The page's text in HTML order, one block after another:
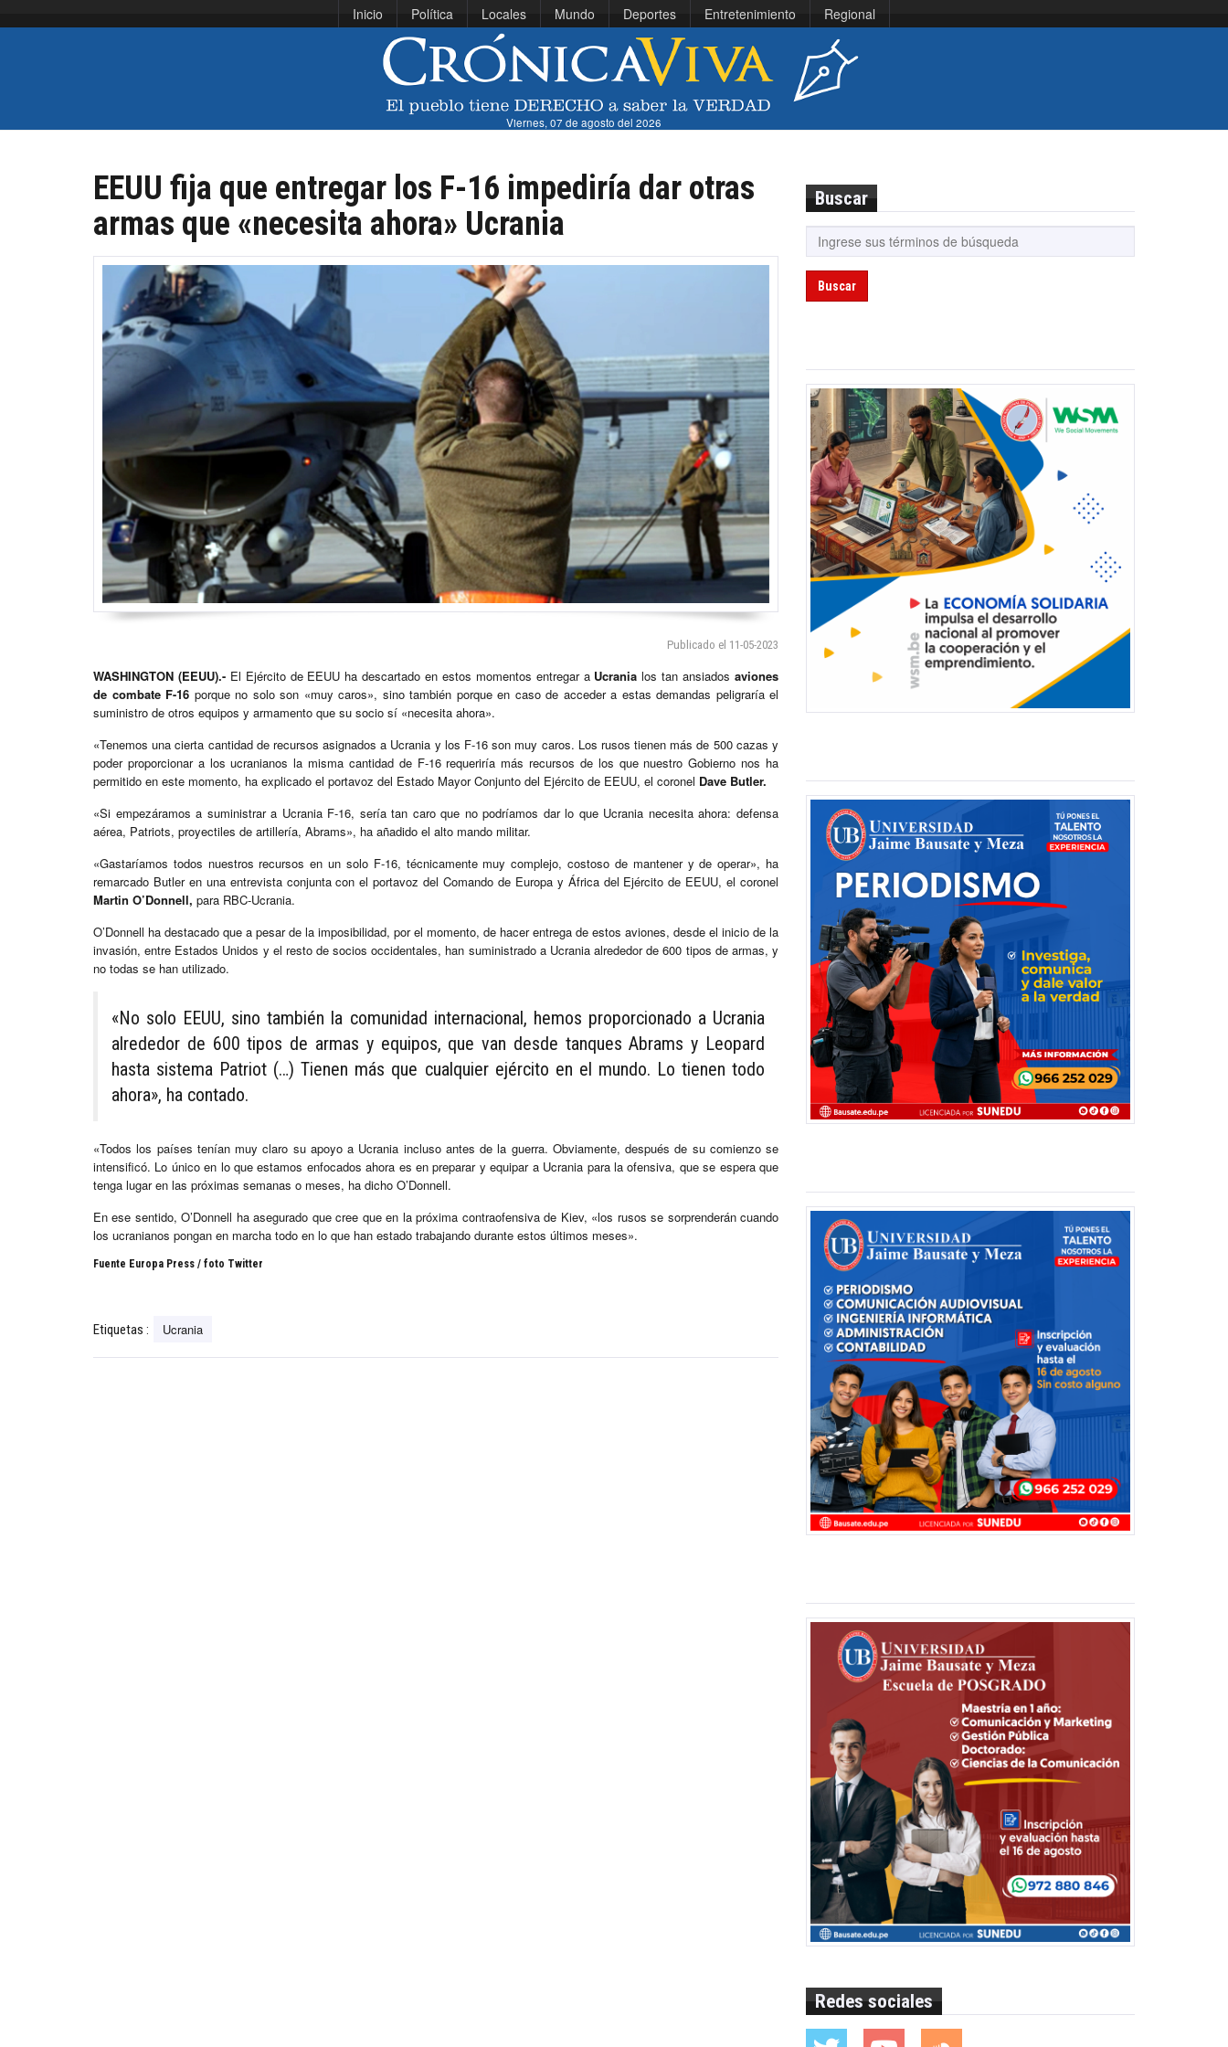
Inicio Política Locales Mundo Deportes Entretenimiento Regional
Viernes, 07 de agosto del 2026
EEUU fija que entregar los F-16 impediría dar otras
armas que «necesita ahora» Ucrania
Publicado el 11-05-2023
WASHINGTON (EEUU).- El Ejército de EEUU ha descartado en estos momentos entregar a Ucrania los tan ansiadosaviones
de combate F-16 porque no solo son «muy caros», sino también porque en caso de acceder a estas demandas peligraría el
suministro de otros equipos y armamento que su socio sí «necesita ahora».
«Tenemos una cierta cantidad de recursos asignados a Ucrania y los F-16 son muy caros. Los rusos tienen más de 500 cazas y
poder proporcionar a los ucranianos la misma cantidad de F-16 requeriría más recursos de los que nuestro Gobierno nos ha
permitido en este momento, ha explicado el portavoz del Estado Mayor Conjunto del Ejército de EEUU, el coronel Dave Butler.
«Si empezáramos a suministrar a Ucrania F-16, sería tan caro que no podríamos dar lo que Ucrania necesita ahora: defensa
aérea, Patriots, proyectiles de artillería, Abrams», ha añadido el alto mando militar.
«Gastaríamos todos nuestros recursos en un solo F-16, técnicamente muy complejo, costoso de mantener y de operar», ha
remarcado Butler en una entrevista conjunta con el portavoz del Comando de Europa y África del Ejército de EEUU, el coronel
Martin O’Donnell, para RBC-Ucrania.
O’Donnell ha destacado que a pesar de la imposibilidad, por el momento, de hacer entrega de estos aviones, desde el inicio de la
invasión, entre Estados Unidos y el resto de socios occidentales, han suministrado a Ucrania alrededor de 600 tipos de armas, y
no todas se han utilizado.
«No solo EEUU, sino también la comunidad internacional, hemos proporcionado a Ucrania
alrededor de 600 tipos de armas y equipos, que van desde tanques Abrams y Leopard
hasta sistema Patriot (…) Tienen más que cualquier ejército en el mundo. Lo tienen todo
ahora», ha contado.
«Todos los países tenían muy claro su apoyo a Ucrania incluso antes de la guerra. Obviamente, después de su comienzo se
intensificó. Lo único en lo que estamos enfocados ahora es en preparar y equipar a Ucrania para la ofensiva, que se espera que
tenga lugar en las próximas semanas o meses, ha dicho O’Donnell.
En ese sentido, O’Donnell ha asegurado que cree que en la próxima contraofensiva de Kiev, «los rusos se sorprenderán cuando
los ucranianos pongan en marcha todo en lo que han estado trabajando durante estos últimos meses».
Fuente Europa Press / foto Twitter
Etiquetas : Ucrania
Buscar
Buscar
Redes sociales